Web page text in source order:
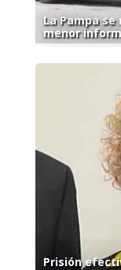
La Pampa
menor
Prisión